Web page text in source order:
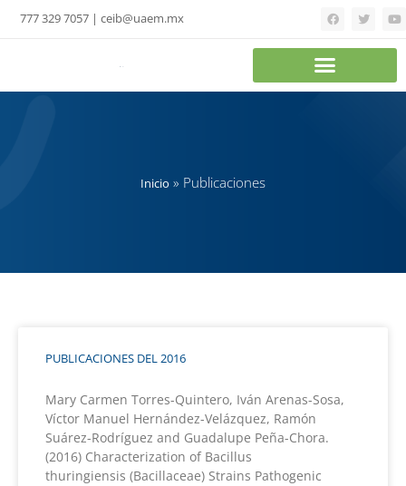
777 329 7057 | ceib@uaem.mx
Inicio » Publicaciones
PUBLICACIONES DEL 2016
Mary Carmen Torres-Quintero, Iván Arenas-Sosa,
Víctor Manuel Hernández-Velázquez, Ramón
Suárez-Rodríguez and Guadalupe Peña-Chora.
(2016) Characterization of Bacillus
thuringiensis (Bacillaceae) Strains Pathogenic